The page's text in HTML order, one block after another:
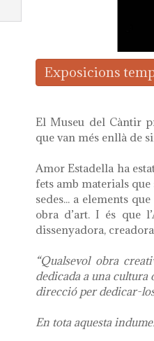
Exposicions
El Museu del Càntir
que van més enllà de
Amor Estadella ha
fets amb materials que
sedes... a elements
obra d’art. I és que
dissenyadora,
“Qualsevol obra
dedicada a una cultura
direcció per dedicar-
En tota aquesta